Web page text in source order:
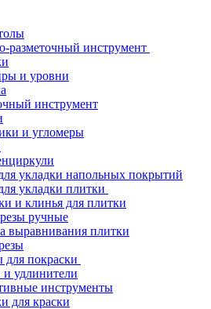
разметочный инструмент
и уровни
инструмент
и угломеры
укладки напольных покрытий
укладки плитки
и клинья для плитки
ручные
выравнивания плитки
покраски
удлинители
инструменты
для краски